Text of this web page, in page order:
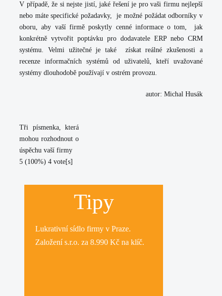
V případě, že si nejste jistí, jaké řešení je pro vaši firmu nejlepší
nebo máte specifické požadavky, je možné požádat odborníky v
oboru, aby vaší firmě poskytly cenné informace o tom, jak
konkrétně vytvořit poptávku pro dodavatele ERP nebo CRM
systému. Velmi užitečné je také získat reálné zkušenosti a
recenze informačních systémů od uživatelů, kteří uvažované
systémy dlouhodobě používají v ostrém provozu.
autor: Michal Husák
Tři písmenka, která
mohou rozhodnout o
úspěchu vaší firmy
5 (100%) 4 vote[s]
Tipy
Lukrativnísídlo firmy v Praze.
Založení s.r.o. za 8.990 Kč na klíč.